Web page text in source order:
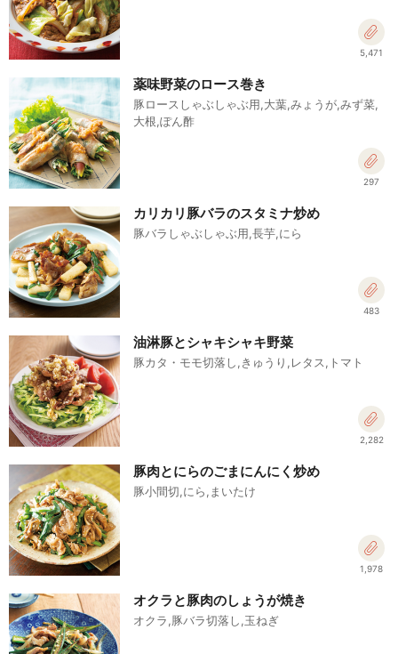
5,471
薬味野菜のロース巻き
豚ロースしゃぶしゃぶ用,大葉,みょうが,みず菜,
大根,ぽん酢
297
カリカリ豚バラのスタミナ炒め
豚バラしゃぶしゃぶ用,長芋,にら
483
油淋豚とシャキシャキ野菜
豚カタ・モモ切落し,きゅうり,レタス,トマト
2,282
豚肉とにらのごまにんにく炒め
豚小間切,にら,まいたけ
1,978
オクラと豚肉のしょうが焼き
オクラ,豚バラ切落し,玉ねぎ